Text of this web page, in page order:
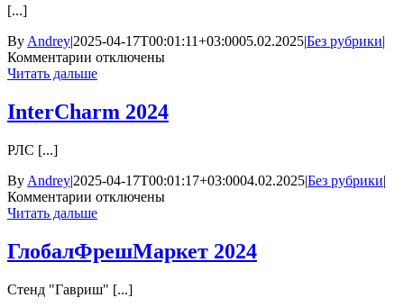
эндокринных
заболеваний»
2024
[...]
By Andrey|2025-04-17T00:01:11+03:0005.02.2025|Без рубрики|
Комментарии к
записи
московский
объединенный
отключены
Читать дальше
InterCharm 2024
РЛС [...]
By Andrey|2025-04-17T00:01:17+03:0004.02.2025|Без рубрики|
Комментарии к
записи
отключены
Читать дальше
ГлобалФрешМаркет 2024
Cтенд "Гавриш" [...]